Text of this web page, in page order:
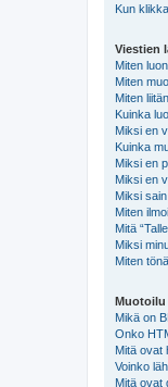
Kun
Viestien
Miten
Miten
Miten
Kuinka
Miksi en
Kuinka
Miksi en
Miksi en
Miksi
Miten
Mitä
Miksi
Miten
Muotoilu
Mikä on
Onko
Mitä ovat
Voinko
Mitä ovat